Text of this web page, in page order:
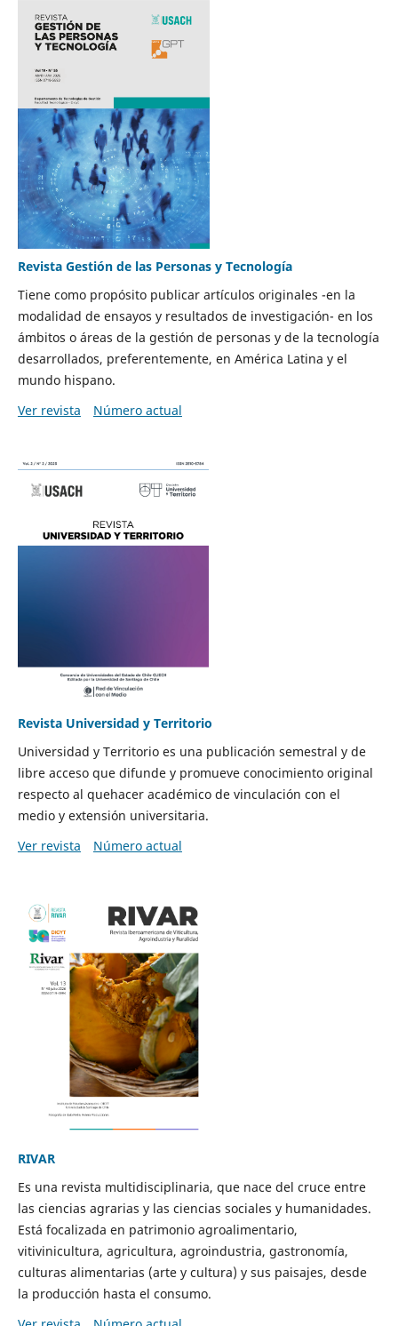
Revista Gestión de las Personas y Tecnología
Tiene como propósito publicar artículos originales -en la
modalidad de ensayos y resultados de investigación- en los
ámbitos o áreas de la gestión de personas y de la tecnología
desarrollados, preferentemente, en América Latina y el
mundo hispano.
Ver revista
Número actual
Revista Universidad y Territorio
Universidad y Territorio es una publicación semestral y de
libre acceso que difunde y promueve conocimiento original
respecto al quehacer académico de vinculación con el
medio y extensión universitaria.
Ver revista
Número actual
RIVAR
Es una revista multidisciplinaria, que nace del cruce entre
las ciencias agrarias y las ciencias sociales y humanidades.
Está focalizada en patrimonio agroalimentario,
vitivinicultura, agricultura, agroindustria, gastronomía,
culturas alimentarias (arte y cultura) y sus paisajes, desde
la producción hasta el consumo.